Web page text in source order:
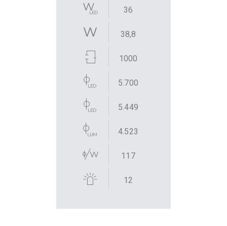
36
38,8
1000
5.700
5.449
4.523
117
12